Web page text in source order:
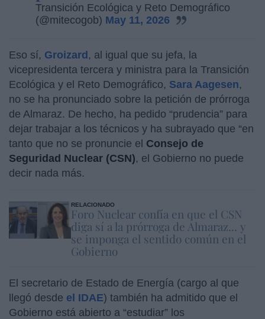
Transición Ecológica y Reto Demográfico
(@mitecogob) May 11, 2026
Eso sí, Groizard, al igual que su jefa, la
vicepresidenta tercera y ministra para la Transición
Ecológica y el Reto Demográfico, Sara Aagesen,
no se ha pronunciado sobre la petición de prórroga
de Almaraz. De hecho, ha pedido “prudencia” para
dejar trabajar a los técnicos y ha subrayado que “en
tanto que no se pronuncie el Consejo de
Seguridad Nuclear (CSN), el Gobierno no puede
decir nada más.
RELACIONADO
Foro Nuclear confía en que el CSN
diga sí a la prórroga de Almaraz... y
se imponga el sentido común en el
Gobierno
El secretario de Estado de Energía (cargo al que
llegó desde el IDAE) también ha admitido que el
Gobierno está abierto a “estudiar” los